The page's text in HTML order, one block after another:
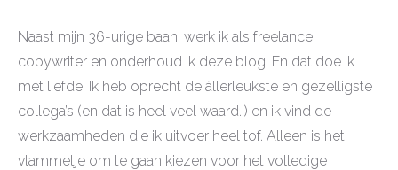
Naast mijn 36-urige baan, werk ik als freelance
copywriter en onderhoud ik deze blog. En dat doe ik
met liefde. Ik heb oprecht de állerleukste en gezelligste
collega’s (en dat is heel veel waard..) en ik vind de
werkzaamheden die ik uitvoer heel tof. Alleen is het
vlammetje om te gaan kiezen voor het volledige